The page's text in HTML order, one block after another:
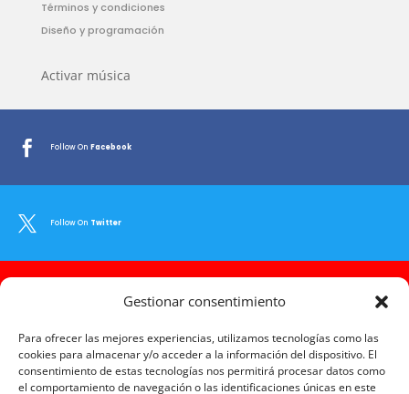
Gestionar consentimiento
Para ofrecer las mejores experiencias, utilizamos tecnologías como las
cookies para almacenar y/o acceder a la información del dispositivo. El
consentimiento de estas tecnologías nos permitirá procesar datos como
el comportamiento de navegación o las identificaciones únicas en este
Términos y condiciones
Diseño y programación
Activar música
 Follow On Facebook
 Follow On Twitter
Youtube
 Follow OnInstagram